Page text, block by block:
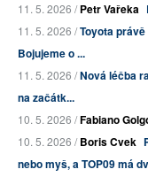
11. 5. 2026 /Petr Vařeka
11. 5. 2026 /Toyota
Bojujeme o ...
11. 5. 2026 /Nová léčba
na začátk...
10. 5. 2026 /Fabiano
10. 5. 2026 /Boris Cvek
nebo myš, a TOP09 má